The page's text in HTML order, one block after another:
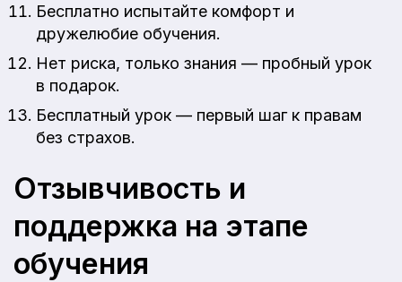
Бесплатно испытайте комфорт и
дружелюбие обучения.
Нет риска, только знания — пробный урок
в подарок.
Бесплатный урок — первый шаг к правам
без страхов.
Отзывчивость и
поддержка на этапе
обучения